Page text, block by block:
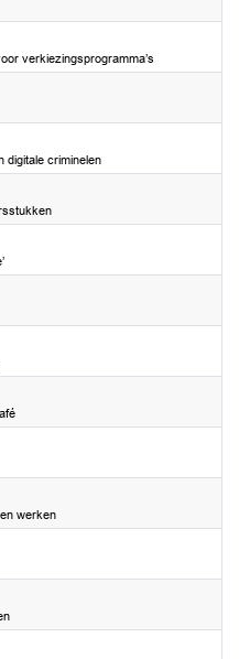
verkiezingsprogramma’s
digitale criminelen
werken